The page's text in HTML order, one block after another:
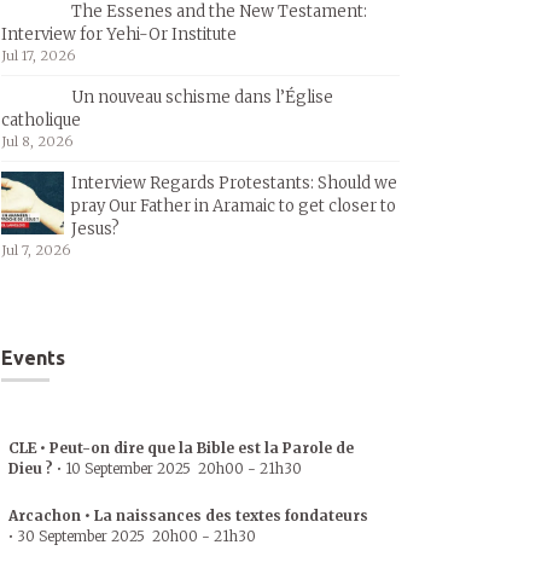
The Essenes and the New Testament:
Interview for Yehi-Or Institute
Jul 17, 2026
Un nouveau schisme dans l’Église
catholique
Jul 8, 2026
Interview Regards Protestants: Should we
pray Our Father in Aramaic to get closer to
Jesus?
Jul 7, 2026
Events
CLE • Peut-on dire que la Bible est la Parole de
Dieu ? • 10 September 2025 20h00 - 21h30
Arcachon • La naissances des textes fondateurs
• 30 September 2025 20h00 - 21h30